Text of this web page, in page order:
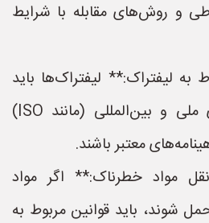
و روش‌های مقابله با شرایط
به لیفتراک:** لیفتراک‌ها باید
مطابق با استانداردهای ملی و بین‌المللی (مانند ISO)
معتبر باشند.
مواد خطرناک:** اگر مواد
شوند، باید قوانین مربوط به